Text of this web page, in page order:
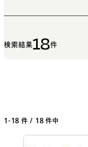
検索結果18件
1-18 件 / 18 件中